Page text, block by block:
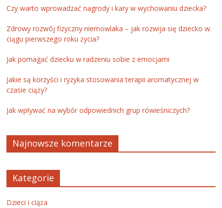
Czy warto wprowadzać nagrody i kary w wychowaniu dziecka?
Zdrowy rozwój fizyczny niemowlaka – jak rozwija się dziecko w
ciągu pierwszego roku życia?
Jak pomagać dziecku w radzeniu sobie z emocjami
Jakie są korzyści i ryzyka stosowania terapii aromatycznej w
czasie ciąży?
Jak wpływać na wybór odpowiednich grup rówieśniczych?
Najnowsze komentarze
Kategorie
Dzieci i ciąża